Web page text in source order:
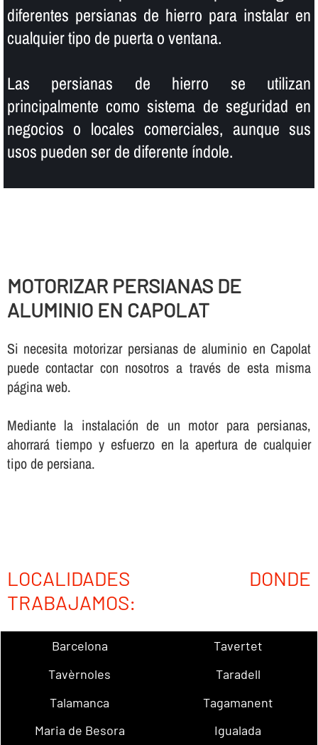
diferentes persianas de hierro para instalar en
cualquier tipo de puerta o ventana.
Las persianas de hierro se utilizan
principalmente como sistema de seguridad en
negocios o locales comerciales, aunque sus
usos pueden ser de diferente í­ndole.
MOTORIZAR PERSIANAS DE
ALUMINIO EN CAPOLAT
Si necesita motorizar persianas de aluminio en Capolat
puede contactar con nosotros a través de esta misma
página web.
Mediante la instalación de un motor para persianas,
ahorrará tiempo y esfuerzo en la apertura de cualquier
tipo de persiana.
LOCALIDADES DONDE
TRABAJAMOS:
Barcelona
Tavertet
Tavèrnoles
Taradell
Talamanca
Tagamanent
Maria de Besora
Igualada